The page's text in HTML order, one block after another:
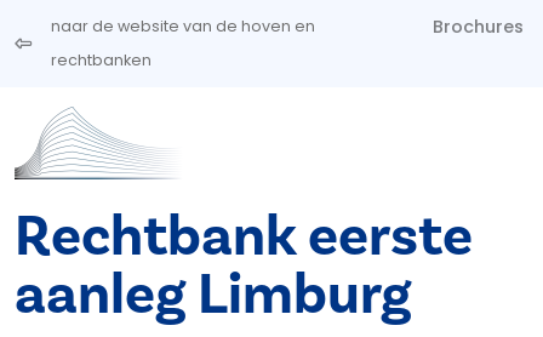
Overslaan en naar de inhoud gaan
naar de website van de hoven en
rechtbanken
Brochures
Rechtbank eerste
aanleg Limburg